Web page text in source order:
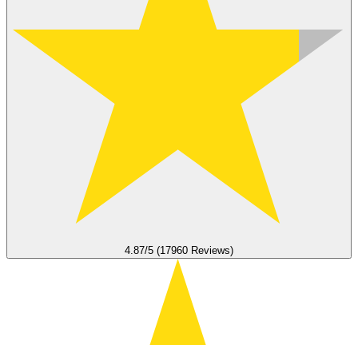
4.87/5 (17960 Reviews)